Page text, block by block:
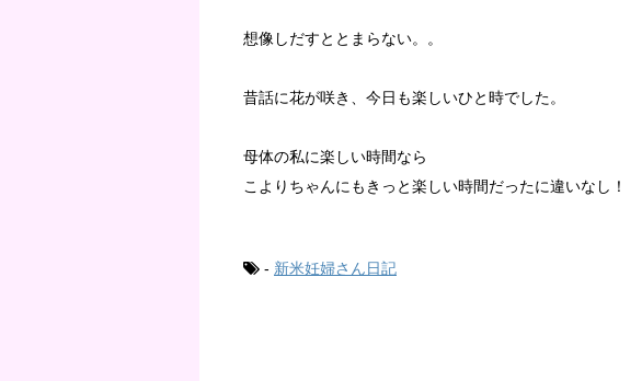
想像しだすととまらない。。
昔話に花が咲き、今日も楽しいひと時でした。
母体の私に楽しい時間なら
こよりちゃんにもきっと楽しい時間だったに違いなし！
- 新米妊婦さん日記